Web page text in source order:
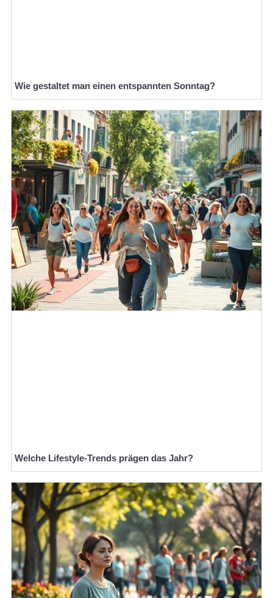
Wie gestaltet man einen entspannten Sonntag?
Welche Lifestyle-Trends prägen das Jahr?